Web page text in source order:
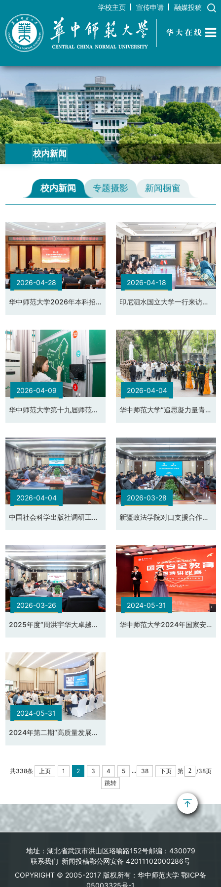
学校主页 宣传申请 融媒投稿
华大在线
校内新闻
校内新闻 专题摄影 新闻橱窗
2026-04-28
华中师范大学2026年本科招
2026-04-18
印尼泗水国立大学一行来访交
2026-04-09
华中师范大学第十九届师范生
2026-04-04
华中师范大学“追思凝力量青春
2026-04-04
中国社会科学出版社调研工作
2026-03-28
新疆政法学院对口支援合作协
2026-03-26
2025年度“周洪宇华大卓越人
2024-05-31
华中师范大学2024年国家安
2024-05-31
2024年第二期“高质量发展院
共338条 上页 1 2 3 4 5 ... 38 下页 第
/38页
跳转
地址：湖北省武汉市洪山区珞喻路152号邮编：430079
联系我们 新闻投稿鄂公网安备 42011102000286号
COPYRIGHT © 2005-2017 版权所有：华中师范大学 鄂ICP备
05003325号-1